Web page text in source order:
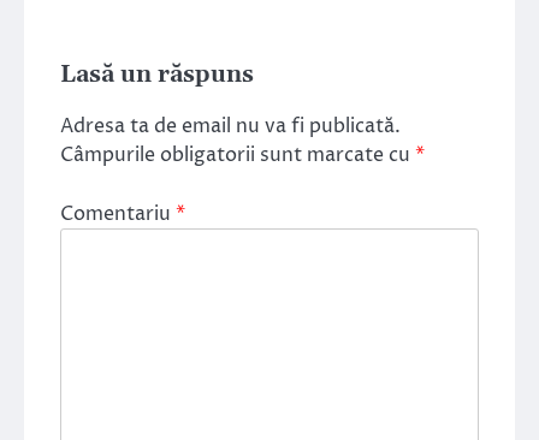
Lasă un răspuns
Adresa ta de email nu va fi publicată.
Câmpurile obligatorii sunt marcate cu *
Comentariu *